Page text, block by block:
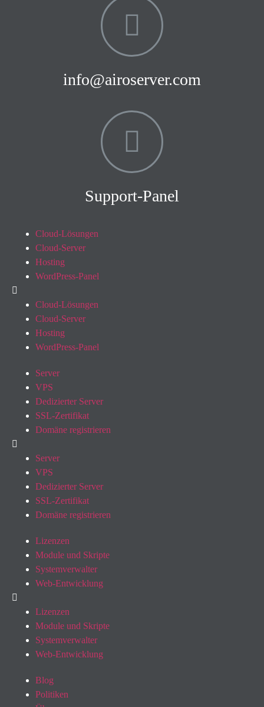
info@airoserver.com
Support-Panel
Cloud-Lösungen
Cloud-Server
Hosting
WordPress-Panel
Cloud-Lösungen
Cloud-Server
Hosting
WordPress-Panel
Server
VPS
Dedizierter Server
SSL-Zertifikat
Domäne registrieren
Server
VPS
Dedizierter Server
SSL-Zertifikat
Domäne registrieren
Lizenzen
Module und Skripte
Systemverwalter
Web-Entwicklung
Lizenzen
Module und Skripte
Systemverwalter
Web-Entwicklung
Blog
Politiken